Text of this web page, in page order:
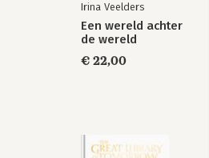
Irina Veelders
Een wereld achter
de wereld
€ 22,00